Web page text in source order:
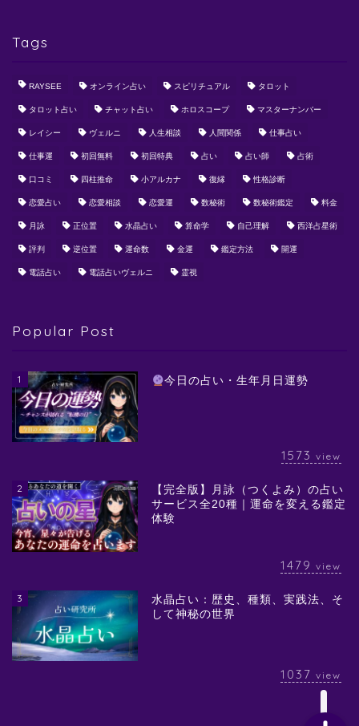
Tags
RAYSEE オンライン占い スピリチュアル タロット
タロット占い チャット占い ホロスコープ マスターナンバー
レイシー ヴェルニ 人生相談 人間関係 仕事占い
仕事運 初回無料 初回特典 占い 占い師 占術
口コミ 四柱推命 小アルカナ 復縁 性格診断
恋愛占い 恋愛相談 恋愛運 数秘術 数秘術鑑定 料金
月詠 正位置 水晶占い 算命学 自己理解 西洋占星術
評判 逆位置 運命数 金運 鑑定方法 開運
電話占い 電話占いヴェルニ 霊視
Popular Post
1 今日の占い・生年月日運勢
1573 view
2
【完全版】月詠（つくよみ）の占い
サービス全20種｜運命を変える鑑定
体験
1479 view
3
水晶占い：歴史、種類、実践法、そ
して神秘の世界
1037 view